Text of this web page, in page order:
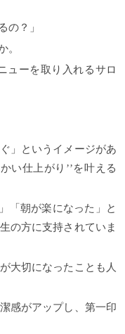
の？」
。
ューを取り入れるサロ
」というイメージがあ
い仕上がり’’を叶える
「朝が楽になった」と
の方に支持されていま
大切になったことも人
感がアップし、第一印